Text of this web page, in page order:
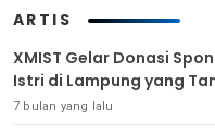
ARTIS
XMIST Gelar Donasi
Istri di Lampung yang
7 bulan yang lalu